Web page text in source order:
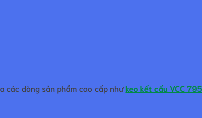
các dòng sản phẩm cao cấp nhưkeo kết cấu VCC 795